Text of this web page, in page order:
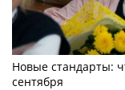
Новые стандарты:
сентября